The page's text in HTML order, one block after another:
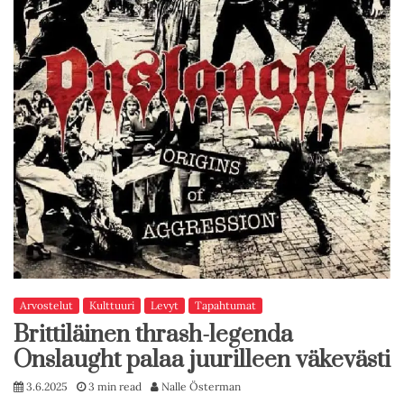
Arvostelut Kulttuuri Levyt Tapahtumat
Brittiläinen thrash-legenda
Onslaught palaa juurilleen väkevästi
3.6.2025 3 min read Nalle Österman